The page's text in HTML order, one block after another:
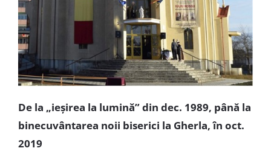
De la „ieșirea la lumină” din dec. 1989, până la
binecuvântarea noii biserici la Gherla, în oct.
2019